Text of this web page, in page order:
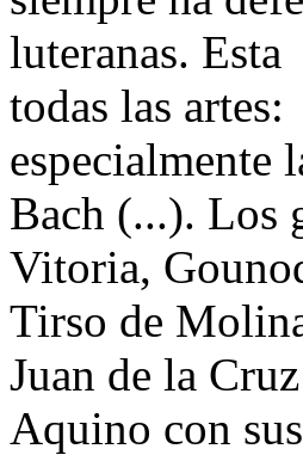
luteranas.
todas las
especialmente
Bach (...). Los
Vitoria,
Tirso de
Juan de la
Aquino con